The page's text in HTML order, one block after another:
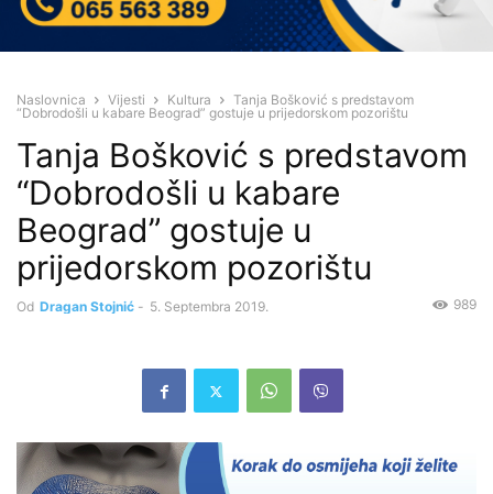
Naslovnica Vijesti Kultura
Tanja Bošković s predstavom
“Dobrodošli u kabare Beograd” gostuje u prijedorskom pozorištu
Tanja Bošković s predstavom
“Dobrodošli u kabare
Beograd” gostuje u
prijedorskom pozorištu
Od Dragan Stojnić - 5. Septembra 2019. 989